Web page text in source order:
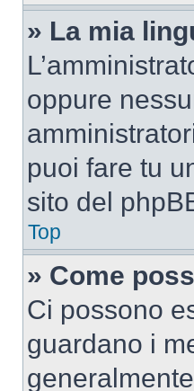
» La mia
oppure
puoi fare tu
sito del
Top
» Come
Ci possono
guardano i